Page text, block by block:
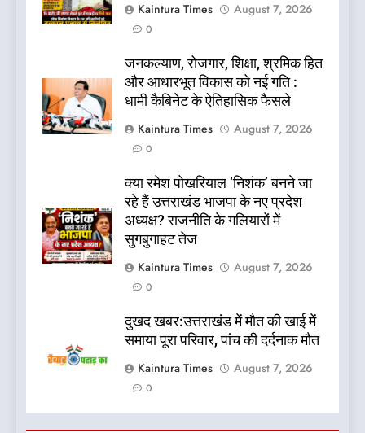
Kaintura Times
August 7, 2026
0
जनकल्याण, रोजगार, शिक्षा, श्रमिक हित
और आधारभूत विकास को नई गति :
धामी कैबिनेट के ऐतिहासिक फैसले
Kaintura Times
August 7, 2026
0
क्या रमेश पोखरियाल ‘निशंक’ बनने जा
रहे हैं उत्तराखंड भाजपा के नए प्रदेश
अध्यक्ष? राजनीति के गलियारों में
सुगबुगाहट तेज
Kaintura Times
August 7, 2026
0
दुखद खबर:उत्तराखंड में मौत की खाई में
समाया पूरा परिवार, पांच की दर्दनाक मौत
Kaintura Times
August 7, 2026
0